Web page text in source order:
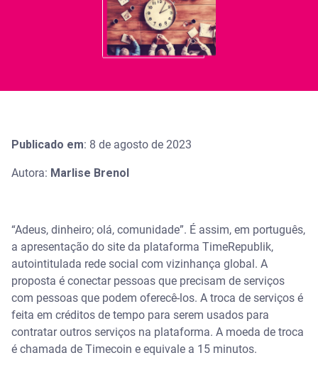
Publicado em: 8 de agosto de 2023
Autora: Marlise Brenol
“Adeus, dinheiro; olá, comunidade”. É assim, em português,
a apresentação do site da plataforma TimeRepublik,
autointitulada rede social com vizinhança global. A
proposta é conectar pessoas que precisam de serviços
com pessoas que podem oferecê-los. A troca de serviços é
feita em créditos de tempo para serem usados para
contratar outros serviços na plataforma. A moeda de troca
é chamada de Timecoin e equivale a 15 minutos.